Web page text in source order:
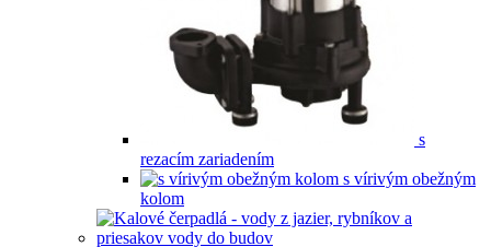
s
rezacím zariadením
s vírivým obežným
kolom